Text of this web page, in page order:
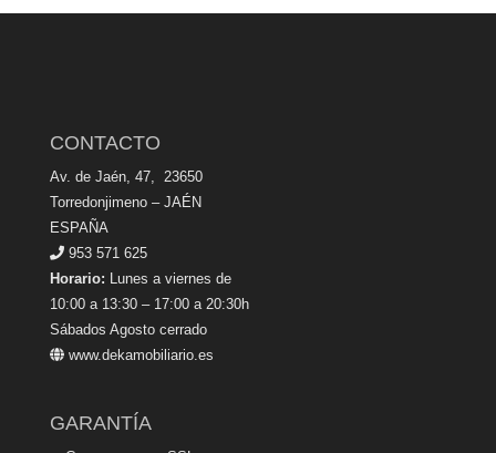
CONTACTO
Av. de Jaén, 47, 23650
Torredonjimeno – JAÉN
ESPAÑA
953 571 625
Horario: Lunes a viernes de
10:00 a 13:30 – 17:00 a 20:30h
Sábados Agosto cerrado
www.dekamobiliario.es
GARANTÍA